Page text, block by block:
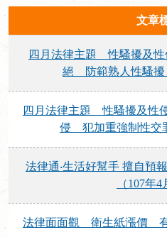
文章
四月法律主題 性騷擾及
絕 防範熟人性騷擾
四月法律主題 性騷擾及性
侵 犯加重強制性交
法律通‧生活好幫手 擅自
（107年4
法律面面觀 衛生紙漲價 有